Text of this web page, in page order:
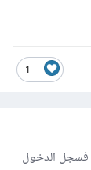
1
فسجل الدخول